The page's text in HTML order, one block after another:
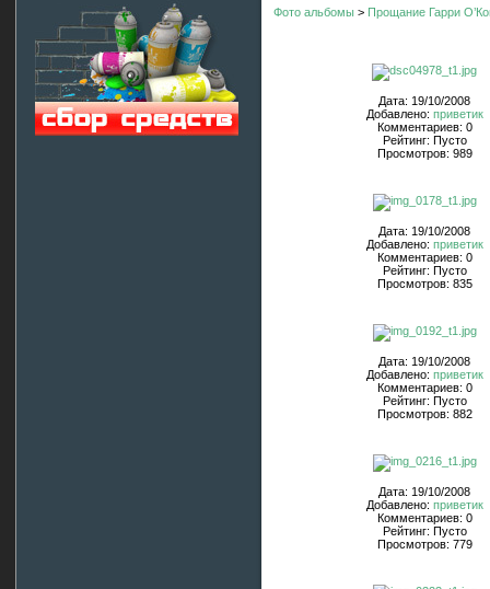
Фото альбомы > Прощание Гарри
Дата: 19/10/2008
Добавлено: приветик
Комментариев: 0
Рейтинг: Пусто
Просмотров: 989
Дата: 19/10/2008
Добавлено: приветик
Комментариев: 0
Рейтинг: Пусто
Просмотров: 835
Дата: 19/10/2008
Добавлено: приветик
Комментариев: 0
Рейтинг: Пусто
Просмотров: 882
Дата: 19/10/2008
Добавлено: приветик
Комментариев: 0
Рейтинг: Пусто
Просмотров: 779